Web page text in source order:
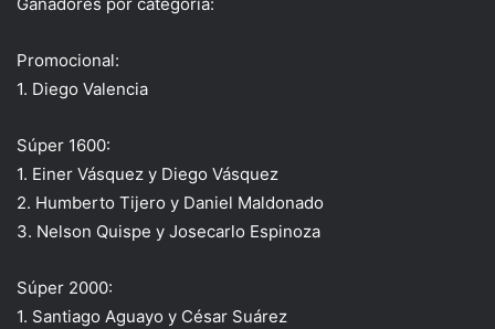
Promocional:
1. Diego Valencia
Súper 1600:
1. Einer Vásquez y Diego Vásquez
2. Humberto Tijero y Daniel Maldonado
3. Nelson Quispe y Josecarlo Espinoza
Súper 2000:
1. Santiago Aguayo y César Suárez